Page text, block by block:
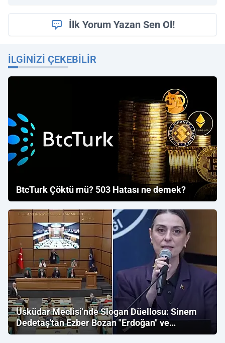
İlk Yorum Yazan Sen Ol!
İLGINIZI ÇEKEBILIR
BtcTurk Çöktü mü? 503 Hatası ne demek?
Üsküdar Meclisi'nde Slogan Düellosu: Sinem
Dedetaş'tan Ezber Bozan "Erdoğan" ve
"İmamoğlu" Çıkışı!